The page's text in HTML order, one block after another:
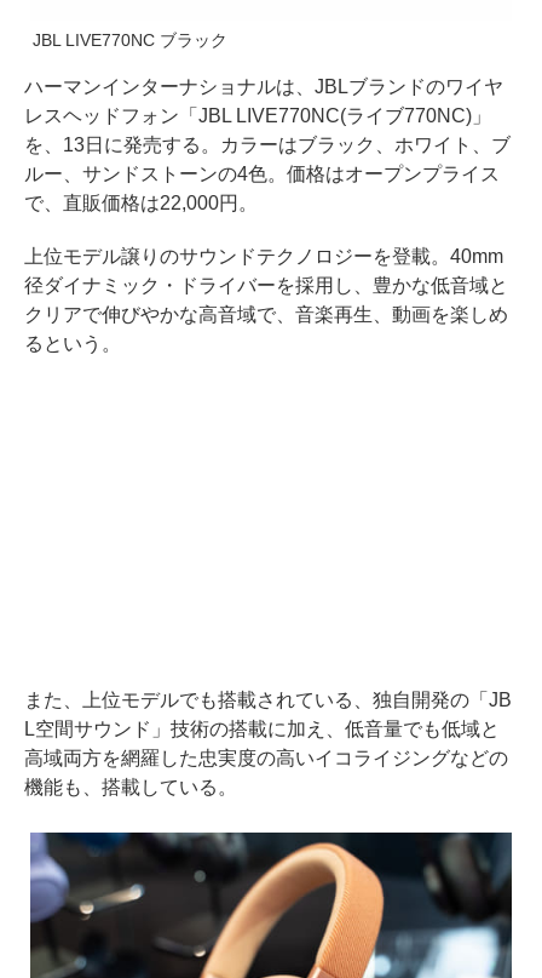
JBL LIVE770NC ブラック
ハーマンインターナショナルは、JBLブランドのワイヤ
レスヘッドフォン「JBL LIVE770NC(ライブ770NC)」
を、13日に発売する。カラーはブラック、ホワイト、ブ
ルー、サンドストーンの4色。価格はオープンプライス
で、直販価格は22,000円。
上位モデル譲りのサウンドテクノロジーを登載。40mm
径ダイナミック・ドライバーを採用し、豊かな低音域と
クリアで伸びやかな高音域で、音楽再生、動画を楽しめ
るという。
また、上位モデルでも搭載されている、独自開発の「JB
L空間サウンド」技術の搭載に加え、低音量でも低域と
高域両方を網羅した忠実度の高いイコライジングなどの
機能も、搭載している。